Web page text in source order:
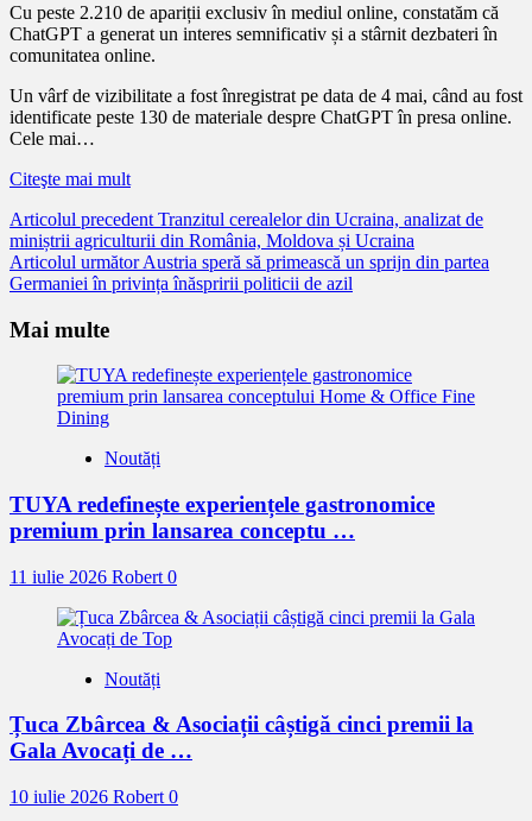
Cu peste 2.210 de apariții exclusiv în mediul online, constatăm că
ChatGPT a generat un interes semnificativ și a stârnit dezbateri în
comunitatea online.
Un vârf de vizibilitate a fost înregistrat pe data de 4 mai, când au fost
identificate peste 130 de materiale despre ChatGPT în presa online.
Cele mai…
Citeşte mai mult
Citește
mai
mult
Articolul precedent Tranzitul cerealelor din Ucraina, analizat de
miniștrii agriculturii din România, Moldova și Ucraina
Articolul următorAustria speră să primească un sprijn din partea
Germaniei în privința înăspririi politicii de azil
Mai multe
Noutăți
TUYA redefinește experiențele gastronomice
premium prin lansarea conceptu …
11 iulie 2026 Robert 0
Noutăți
Țuca Zbârcea & Asociații câștigă cinci premii la
Gala Avocați de …
10 iulie 2026 Robert 0